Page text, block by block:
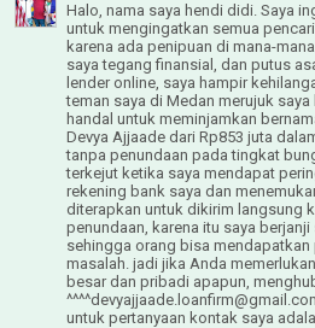
Halo, nama saya hendi didi. Saya
untuk mengingatkan semua
karena ada penipuan di mana-
saya tegang finansial, dan putus
lender online, saya hampir
teman saya di Medan merujuk
handal untuk meminjamkan
Devya Ajjaade dari Rp853 juta
tanpa penundaan pada tingkat
terkejut ketika saya mendapat
rekening bank saya dan
diterapkan untuk dikirim langsung
penundaan, karena itu saya
sehingga orang bisa mendapatkan
masalah. jadi jika Anda
besar dan pribadi apapun,
untuk pertanyaan kontak saya